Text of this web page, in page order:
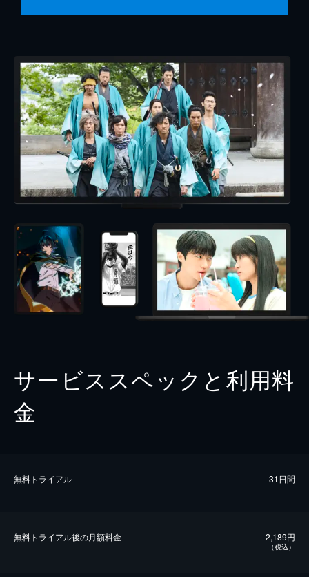
サービススペックと利用料
金
無料トライアル 31日間
無料トライアル後の⽉額料金 2,189円
（税込）